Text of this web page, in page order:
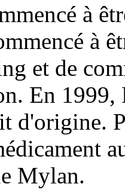
à
à
et de
En 1999,
d'origine.
Mylan.